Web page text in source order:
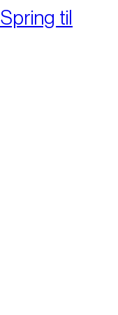
Spring til